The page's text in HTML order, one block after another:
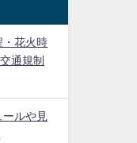
・花火時
通規制
ールや見